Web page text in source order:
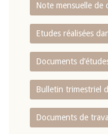
Note mensuelle de
Etudes réalisées
Documents
Bulletin trimestriel
Documents de